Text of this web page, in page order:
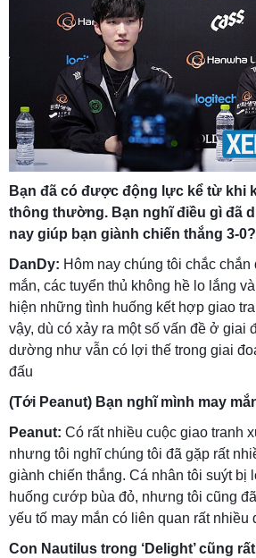
Bạn đã có được động lực kể từ khi
thông thường. Bạn nghĩ điều gì đã
nay giúp bạn giành chiến thắng 3-0?
DanDy: Hôm nay chúng tôi chắc
mắn, các tuyển thủ không hề lo lắng
hiện những tình huống kết hợp giao
vậy, dù có xảy ra một số vấn đề ở giai
dường như vẫn có lợi thế trong giai
đấu
(Tới Peanut) Bạn nghĩ mình may
Peanut: Có rất nhiều cuộc giao tranh
nhưng tôi nghĩ chúng tôi đã gặp rất
giành chiến thắng. Cá nhân tôi suýt bị
huống cướp bùa đỏ, nhưng tôi cũng
yếu tố may mắn có liên quan rất nhiều
Con Nautilus trong ‘Delight’ cũng